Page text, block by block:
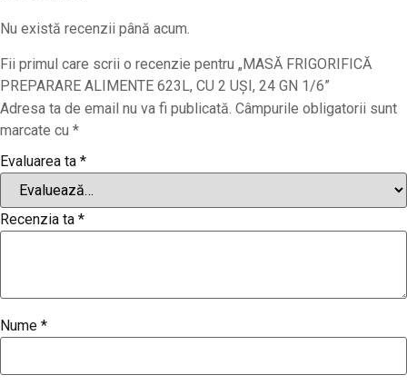
Nu există recenzii până acum.
Fii primul care scrii o recenzie pentru „MASĂ FRIGORIFICĂ
PREPARARE ALIMENTE 623L, CU 2 UȘI, 24 GN 1/6”
Adresa ta de email nu va fi publicată. Câmpurile obligatorii sunt
marcate cu *
Evaluarea ta *
Recenzia ta *
Nume *